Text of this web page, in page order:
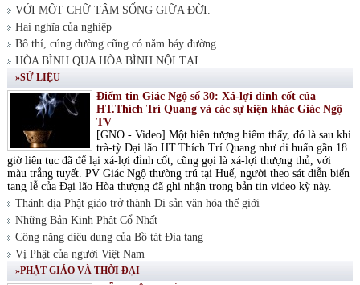
VỚI MỘT CHỮ TÂM SỐNG GIỮA ĐỜI.
Hai nghĩa của nghiệp
Bố thí, cúng dường cũng có năm bảy đường
HÒA BÌNH QUA HÒA BÌNH NỘI TẠI
»SỬ LIỆU
Điểm tin Giác Ngộ số 30: Xá-lợi đỉnh cốt của
HT.Thích Trí Quang và các sự kiện khác Giác Ngộ
TV
[GNO - Video] Một hiện tượng hiếm thấy, đó là sau khi
trà-tỳ Đại lão HT.Thích Trí Quang như di huấn gần 18
giờ liên tục đã để lại xá-lợi đỉnh cốt, cũng gọi là xá-lợi thượng thủ, với
màu trắng tuyết. PV Giác Ngộ thường trú tại Huế, người theo sát diễn biến
tang lễ của Đại lão Hòa thượng đã ghi nhận trong bản tin video kỳ này.
Thánh địa Phật giáo trở thành Di sản văn hóa thế giới
Những Bản Kinh Phật Cổ Nhất
Công năng diệu dụng của Bồ tát Địa tạng
Vị Phật của người Việt Nam
»PHẬT GIÁO VÀ THỜI ĐẠI